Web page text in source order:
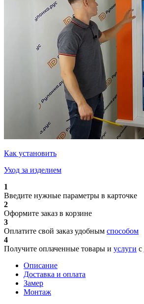
Как установить
Уход за изделием
1
Введите нужные параметры в карточке
2
Оформите заказ в корзине
3
Оплатите свой заказ удобным способом
4
Получите оплаченные товары и услуги с
Описание
Доставка и оплата
Замер
Монтаж